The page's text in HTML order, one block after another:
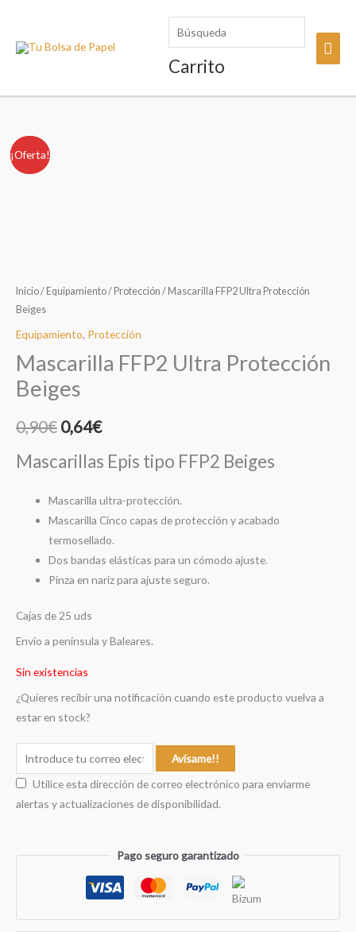
contenido
Carrito
Oferta!
¡Oferta!
Inicio/ Equipamiento/ Protección / Mascarilla FFP2 Ultra Protección
Beiges
Equipamiento, Protección
Mascarilla FFP2 Ultra Protección
Beiges
0,90€ El
precio
era:
0,90€.
0,64€El
precio
es:
0,64€.
Mascarillas Epis tipo FFP2 Beiges
Mascarilla ultra-protección.
Mascarilla Cinco capas de protección y acabado
termosellado.
Dos bandas elásticas para un cómodo ajuste.
Pinza en nariz para ajuste seguro.
Cajas de 25 uds
Envío a península y Baleares.
Sin existencias
¿Quieres recibir una notificación cuando este producto vuelva a
estar en stock?
Avísame!!
Utilice esta dirección de correo electrónico para enviarme
alertas y actualizaciones de disponibilidad.
Pago seguro garantizado